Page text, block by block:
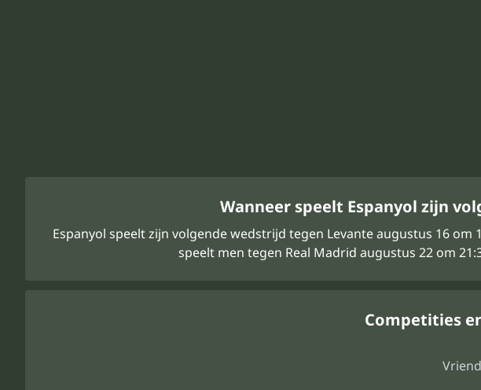
Wanneer speelt Espanyol zijn
Espanyol speelt zijn volgende wedstrijd tegen Levante augustus 16
speelt men tegen Real Madrid augustus 22 om
Competities